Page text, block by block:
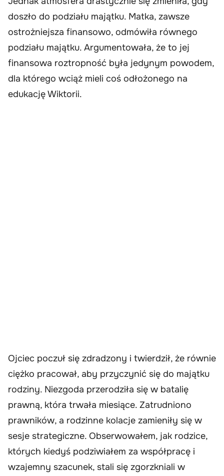
doszło do podziału majątku. Matka, zawsze
ostrożniejsza finansowo, odmówiła równego
podziału majątku. Argumentowała, że to jej
finansowa roztropność była jedynym powodem,
dla którego wciąż mieli coś odłożonego na
edukację Wiktorii.
Ojciec poczuł się zdradzony i twierdził, że równie
ciężko pracował, aby przyczynić się do majątku
rodziny. Niezgoda przerodziła się w batalię
prawną, która trwała miesiące. Zatrudniono
prawników, a rodzinne kolacje zamieniły się w
sesje strategiczne. Obserwowałem, jak rodzice,
których kiedyś podziwiałem za współpracę i
wzajemny szacunek, stali się zgorzkniali w